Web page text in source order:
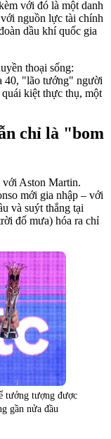
với đó là một danh
nguồn lực tài chính
dầu khí quốc gia
thoại sống:
40, "lão tướng" người
kiệt thực thụ, một
chỉ là "bom
với Aston Martin.
mới gia nhập – với
và suýt thắng tại
đổ mưa) hóa ra chỉ
tưởng tượng được
gần nửa đầu